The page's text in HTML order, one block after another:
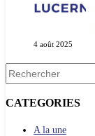
4 août 2025
Rechercher
CATEGORIES
A la une